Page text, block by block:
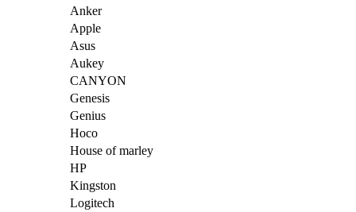
Anker
Apple
Asus
Aukey
CANYON
Genesis
Genius
Hoco
House of marley
HP
Kingston
Logitech